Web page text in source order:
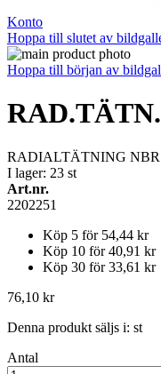
Konto
Hoppa till slutet av
Hoppa till början av
RADIALTÄTNING NBR
I lager: 23 st
Art.nr.
2202251
Köp 5 för 54,44 kr
Köp 10 för40,91 kr
Köp 30 för33,61 kr
76,10 kr
Denna produkt säljs i: st
Antal